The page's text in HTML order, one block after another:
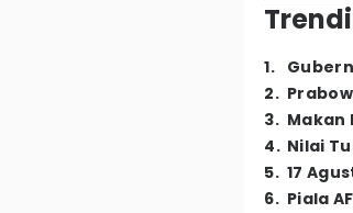
1.
2.
3. Makan
4. Nilai
5. 17
6. Piala